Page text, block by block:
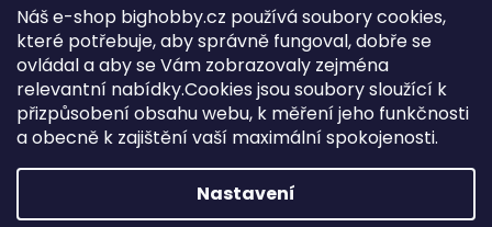
Náš e-shop bighobby.cz používá soubory cookies,
které potřebuje, aby správně fungoval, dobře se
ovládal a aby se Vám zobrazovaly zejména
relevantní nabídky.Cookies jsou soubory sloužící k
přizpůsobení obsahu webu, k měření jeho funkčnosti
a obecně k zajištění vaší maximální spokojenosti.
Nastavení
Jak vybrat správné servo?
Najít správné servo
Copyright (c) 2016 -2026 Big hobby.cz - všechna práva